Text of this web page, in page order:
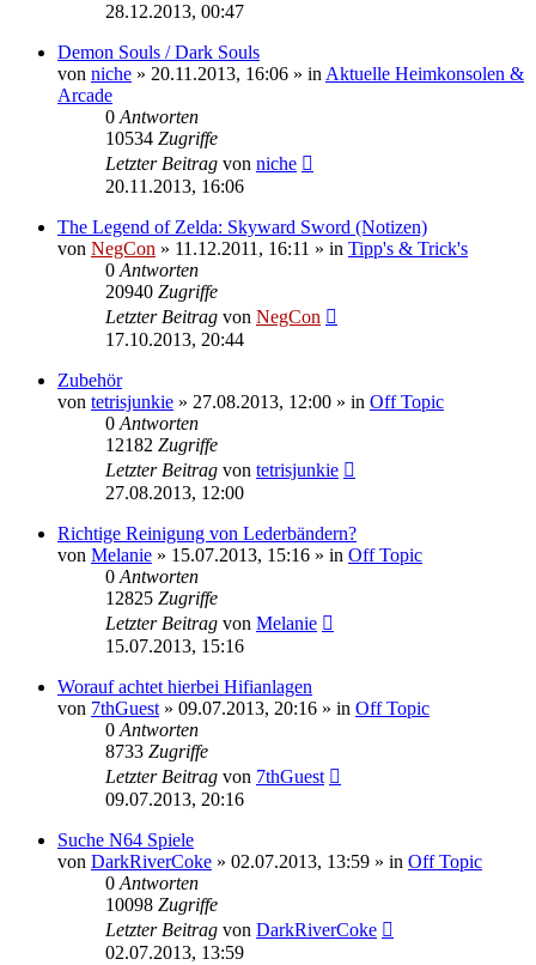
28.12.2013, 00:47
Demon Souls / Dark Souls
von niche » 20.11.2013, 16:06 » inAktuelle Heimkonsolen &
Arcade
0Antworten
10534 Zugriffe
Letzter Beitrag von niche
20.11.2013, 16:06
The Legend of Zelda: Skyward Sword (Notizen)
von NegCon » 11.12.2011, 16:11 » in Tipp's & Trick's
0Antworten
20940 Zugriffe
Letzter Beitrag von NegCon
17.10.2013, 20:44
Zubehör
von tetrisjunkie » 27.08.2013, 12:00 » in Off Topic
0Antworten
12182 Zugriffe
Letzter Beitrag von tetrisjunkie
27.08.2013, 12:00
Richtige Reinigung von Lederbändern?
von Melanie » 15.07.2013, 15:16 » in Off Topic
0Antworten
12825 Zugriffe
Letzter Beitrag von Melanie
15.07.2013, 15:16
Worauf achtet hierbei Hifianlagen
von 7thGuest» 09.07.2013, 20:16 » in Off Topic
0Antworten
8733 Zugriffe
Letzter Beitrag von 7thGuest
09.07.2013, 20:16
Suche N64 Spiele
von DarkRiverCoke » 02.07.2013, 13:59 » in Off Topic
0Antworten
10098 Zugriffe
Letzter Beitrag von DarkRiverCoke
02.07.2013, 13:59